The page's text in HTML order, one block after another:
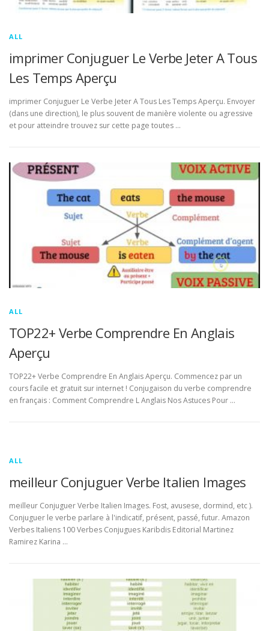
ALL
imprimer Conjuguer Le Verbe Jeter A Tous
Les Temps Aperçu
imprimer Conjuguer Le Verbe Jeter A Tous Les Temps Aperçu. Envoyer
(dans une direction), le plus souvent de manière violente ou agressive
et pour atteindre trouvez sur cette page toutes …
ALL
TOP22+ Verbe Comprendre En Anglais
Aperçu
TOP22+ Verbe Comprendre En Anglais Aperçu. Commencez par un
cours facile et gratuit sur internet ! Conjugaison du verbe comprendre
en français : Comment Comprendre L Anglais Nos Astuces Pour …
ALL
meilleur Conjuguer Verbe Italien Images
meilleur Conjuguer Verbe Italien Images. Fost, avusese, dormind, etc ).
Conjuguer le verbe parlare à l'indicatif, présent, passé, futur. Amazon
Verbes Italiens 100 Verbes Conjugues Karibdis Editorial Martinez
Ramirez Karina …